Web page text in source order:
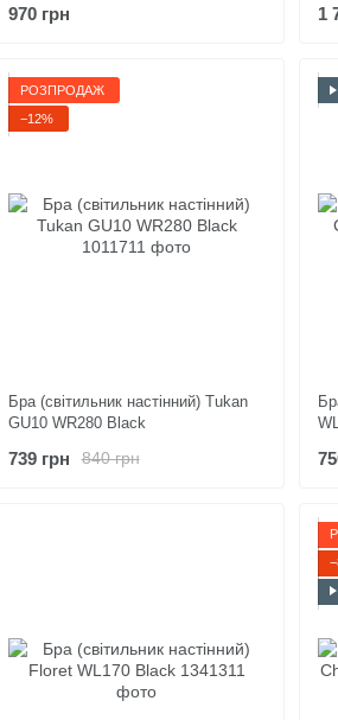
970 грн 1
РОЗПРОДАЖ
−12%
Бра (світильник настінний) Tukan
GU10 WR280 Black
840 грн
739 грн